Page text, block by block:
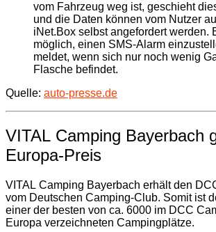
vom Fahrzeug weg ist, geschieht
und die Daten können vom Nutzer
iNet.Box selbst angefordert werden.
möglich, einen SMS-Alarm
meldet, wenn sich nur noch wenig
Flasche befindet.
Quelle: auto-presse.de
VITAL Camping Bayerbach
Europa-Preis
VITAL Camping Bayerbach erhält den
vom Deutschen Camping-Club. Somit ist
einer der besten von ca. 6000 im DCC
Europa verzeichneten Campingplätze.